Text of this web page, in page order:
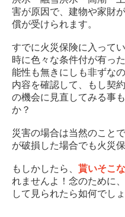
害が原因で、建物や家財
償が受けられます。
すでに火災保険に入って
時に色々な条件付が有っ
能性も無きにしも非ずな
内容を確認して、もし契
の機会に見直してみる事
か？
災害の場合は当然のこと
が破損した場合でも火災
もしかしたら、 貰いそこ
れませんよ！念のために
して見られたら如何でし